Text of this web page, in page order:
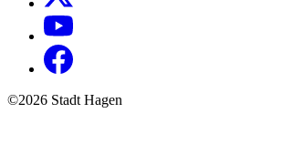
©2026 Stadt Hagen